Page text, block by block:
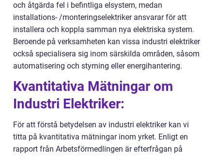
och åtgärda fel i befintliga elsystem, medan
installations- /monteringselektriker ansvarar för att
installera och koppla samman nya elektriska system.
Beroende på verksamheten kan vissa industri elektriker
också specialisera sig inom särskilda områden, såsom
automatisering och styrning eller energihantering.
Kvantitativa Mätningar om
Industri Elektriker:
För att förstå betydelsen av industri elektriker kan vi
titta på kvantitativa mätningar inom yrket. Enligt en
rapport från Arbetsförmedlingen är efterfrågan på